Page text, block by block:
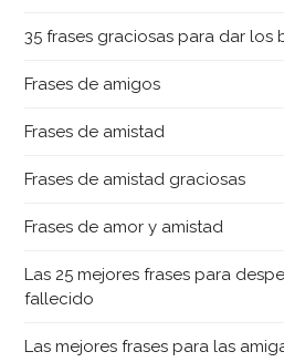
35 frases graciosas para dar los
Frases de amigos
Frases de amistad
Frases de amistad graciosas
Frases de amor y amistad
Las 25 mejores frases para
fallecido
Las mejores frases para las